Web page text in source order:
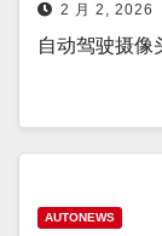
2 月 2, 2026
自动驾驶摄
AUTONEWS